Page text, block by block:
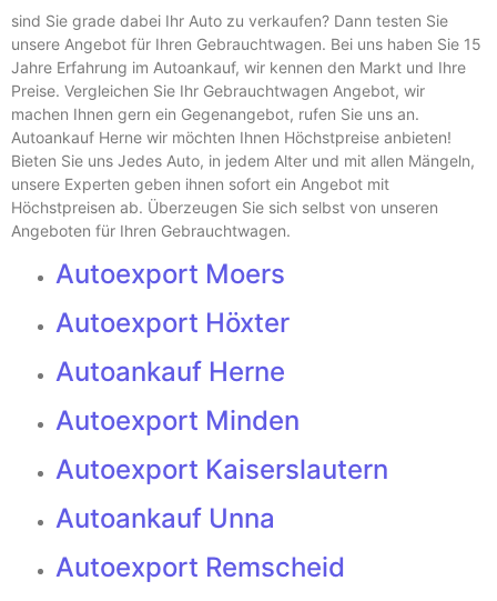
sind Sie grade dabei Ihr Auto zu verkaufen? Dann testen Sie
unsere Angebot für Ihren Gebrauchtwagen. Bei uns haben Sie 15
Jahre Erfahrung im Autoankauf, wir kennen den Markt und Ihre
Preise. Vergleichen Sie Ihr Gebrauchtwagen Angebot, wir
machen Ihnen gern ein Gegenangebot, rufen Sie uns an.
Autoankauf Herne wir möchten Ihnen Höchstpreise anbieten!
Bieten Sie uns Jedes Auto, in jedem Alter und mit allen Mängeln,
unsere Experten geben ihnen sofort ein Angebot mit
Höchstpreisen ab. Überzeugen Sie sich selbst von unseren
Angeboten für Ihren Gebrauchtwagen.
Autoexport Moers
Autoexport Höxter
Autoankauf Herne
Autoexport Minden
Autoexport Kaiserslautern
Autoankauf Unna
Autoexport Remscheid